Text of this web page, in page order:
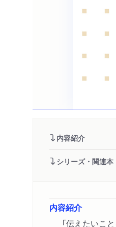
内容紹介
シリーズ・関連本
内容紹介
「伝えたいこ